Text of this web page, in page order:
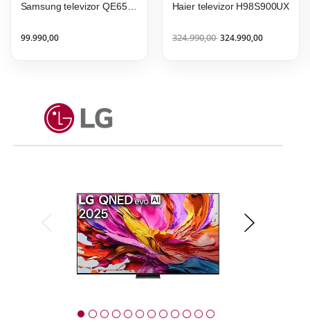
Samsung televizor QE65QN70HAUXXH
99.990,00
Haier televizor H98S900UX
324.990,00 324.990,00